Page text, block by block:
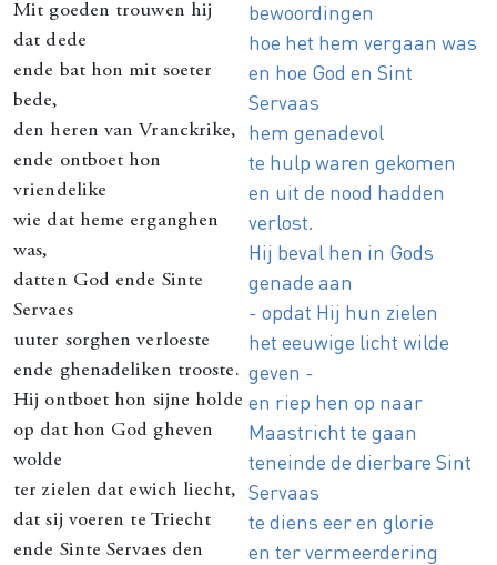
Mit goeden trouwen hij
dat dede
ende bat hon mit soeter
bede,
den heren van Vranckrike,
ende ontboet hon
vriendelike
wie dat heme erganghen
was,
datten God ende Sinte
Servaes
uuter sorghen verloeste
ende ghenadeliken trooste.
Hij ontboet hon sijne holde
op dat hon God gheven
wolde
ter zielen dat ewich liecht,
dat sij voeren te Triecht
ende Sinte Servaes den
bewoordingen
hoe het hem vergaan was
en hoe God en Sint
Servaas
hem genadevol
te hulp waren gekomen
en uit de nood hadden
verlost.
Hij beval hen in Gods
genade aan
- opdat Hij hun zielen
het eeuwige licht wilde
geven -
en riep hen op naar
Maastricht te gaan
teneinde de dierbare Sint
Servaas
te diens eer en glorie
en ter vermeerdering